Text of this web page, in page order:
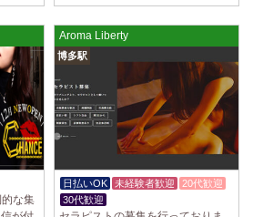
ルーム
記載通りにしっかりお給料をお支払いさせ
やすいお店作りを心がけております…
ム
記載通りにしっかりお給料をお支払いさせ
きやすいお店作りを心がけております…
ム
記載通りにしっかりお給料をお支払いさせ
的な集
Aroma Liberty
博多駅
日払いOK 未経験者歓迎
20代歓迎
30代歓迎